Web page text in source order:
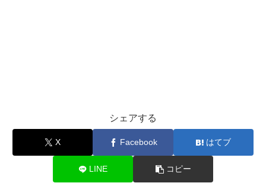
シェアする
X Facebook はてブ
LINE コピー